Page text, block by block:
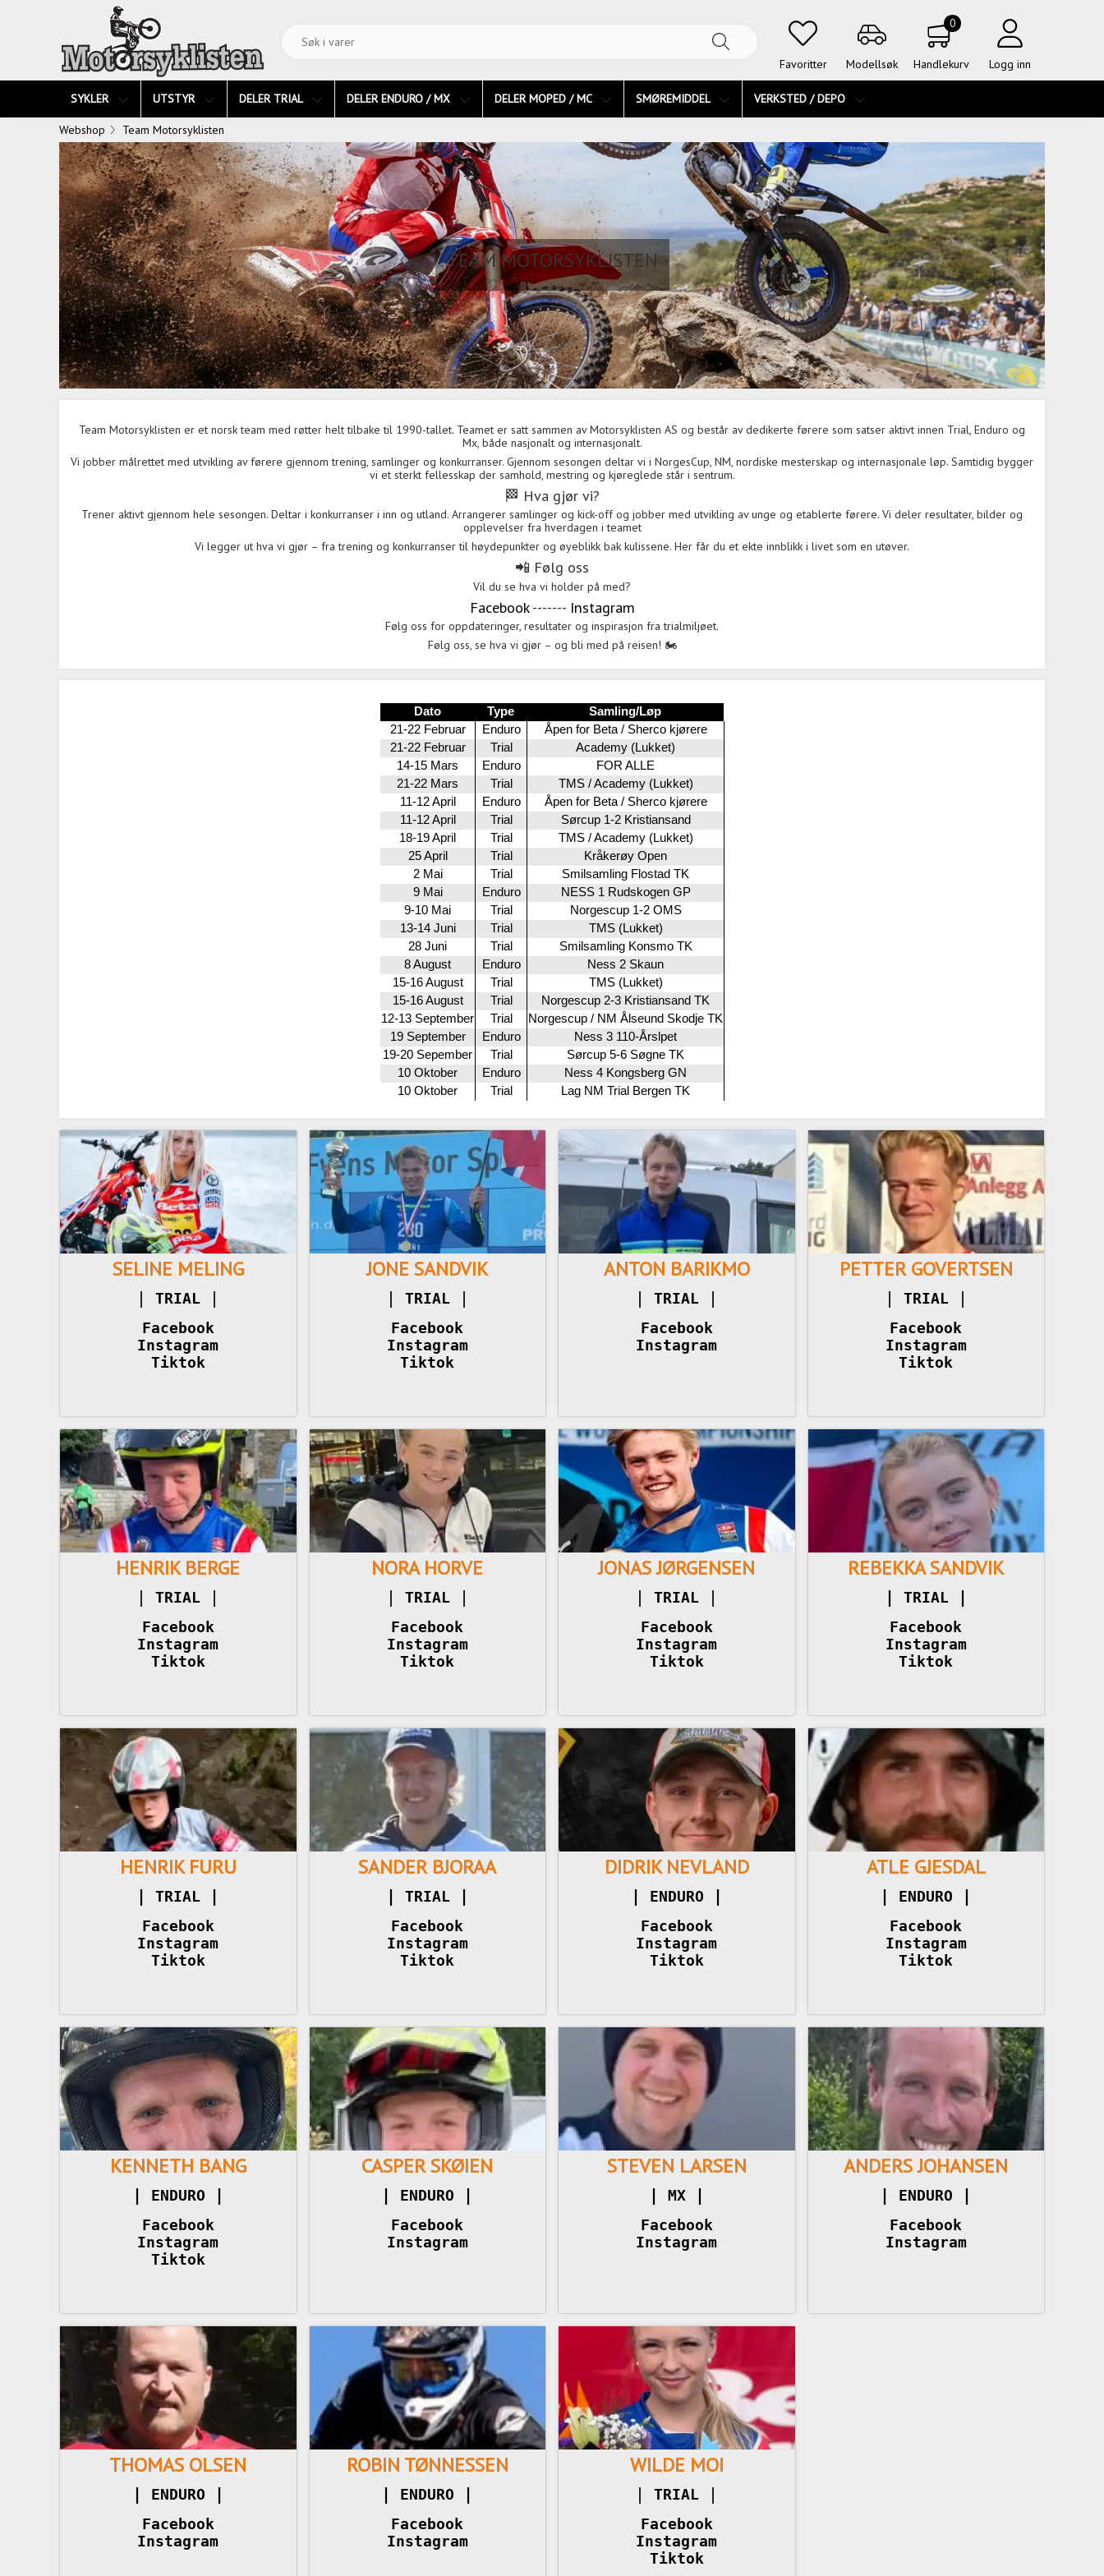
Favoritter Modellsøk
0
Handlekurv Logg inn
SYKLER UTSTYR DELER TRIAL DELER ENDURO / MX DELER MOPED / MC SMØREMIDDEL VERKSTED / DEPO
Webshop Team Motorsyklisten
TEAM MOTORSYKLISTEN
Team Motorsyklisten er et norsk team med røtter helt tilbake til 1990-tallet. Teamet er satt sammen av Motorsyklisten AS og består av dedikerte førere som satser aktivt innen Trial, Enduro og
Mx, både nasjonalt og internasjonalt.
Vi jobber målrettet med utvikling av førere gjennom trening, samlinger og konkurranser. Gjennom sesongen deltar vi i NorgesCup, NM, nordiske mesterskap og internasjonale løp. Samtidig bygger
vi et sterkt fellesskap der samhold, mestring og kjøreglede står i sentrum.
🏁 Hva gjør vi?
Trener aktivt gjennom hele sesongen. Deltar i konkurranser i inn og utland. Arrangerer samlinger og kick-off og jobber med utvikling av unge og etablerte førere. Vi deler resultater, bilder og
opplevelser fra hverdagen i teamet
Vi legger ut hva vi gjør – fra trening og konkurranser til høydepunkter og øyeblikk bak kulissene. Her får du et ekte innblikk i livet som en utøver.
📲 Følg oss
Vil du se hva vi holder på med?
Facebook------- Instagram
Følg oss for oppdateringer, resultater og inspirasjon fra trialmiljøet.
Følg oss, se hva vi gjør – og bli med på reisen! 🏍️
Dato Type
Samling/Løp
21-22 Februar
Enduro
Åpen for Beta / Sherco kjørere
21-22 Februar
Trial
Academy (Lukket)
14-15 Mars
Enduro
FOR ALLE
21-22 Mars
Trial
TMS / Academy (Lukket)
11-12 April
Enduro
Åpen for Beta / Sherco kjørere
11-12 April
Trial
Sørcup 1-2 Kristiansand
18-19 April
Trial
TMS / Academy (Lukket)
25 April
Trial
Kråkerøy Open
2 Mai
Trial
Smilsamling Flostad TK
9 Mai
Enduro
NESS 1 Rudskogen GP
9-10 Mai
Trial
Norgescup 1-2 OMS
13-14 Juni
Trial
TMS (Lukket)
28 Juni
Trial
Smilsamling Konsmo TK
8 August
Enduro
Ness 2 Skaun
15-16 August
Trial
TMS (Lukket)
15-16 August
Trial
Norgescup 2-3 Kristiansand TK
12-13 September
Trial
Norgescup / NM Ålseund Skodje TK
19 September
Enduro
Ness 3 110-Årslpet
19-20 Sepember
Trial
Sørcup 5-6 Søgne TK
10 Oktober
Enduro
Ness 4 Kongsberg GN
10 Oktober
Trial Lag NM Trial Bergen TK
SELINE MELING
| TRIAL |
Facebook
Instagram
Tiktok
JONE SANDVIK
| TRIAL
Facebook
Instagram
Tiktok
ANTON BARIKMO
| TRIAL |
Facebook
Instagram
PETTER GOVERTSEN
| TRIAL |
Facebook
Instagram
Tiktok
HENRIK BERGE
| TRIAL |
Facebook
Instagram
Tiktok
NORA HORVE
| TRIAL
Facebook
Instagram
Tiktok
JONAS JØRGENSEN
| TRIAL
Facebook
Instagram
Tiktok
REBEKKA SANDVIK
| TRIAL |
Facebook
Instagram
Tiktok
HENRIK FURU
| TRIAL |
Facebook
Instagram
Tiktok
SANDER BJORAA
| TRIAL |
Facebook
Instagram
Tiktok
DIDRIK NEVLAND
| ENDURO |
Facebook
Instagram
Tiktok
ATLE GJESDAL
| ENDURO |
Facebook
Instagram
Tiktok
KENNETH BANG
| ENDURO |
Facebook
Instagram
Tiktok
CASPER SKØIEN
| ENDURO |
Facebook
Instagram
STEVEN LARSEN
| MX |
Facebook
Instagram
ANDERS JOHANSEN
| ENDURO |
Facebook
Instagram
THOMAS OLSEN
| ENDURO |
Facebook
Instagram
ROBIN TØNNESSEN
| ENDURO |
Facebook
Instagram
WILDE MOI
| TRIAL
Facebook
Instagram
Tiktok